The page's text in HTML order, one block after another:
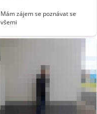
Mám zájem se poznávat se
všemi